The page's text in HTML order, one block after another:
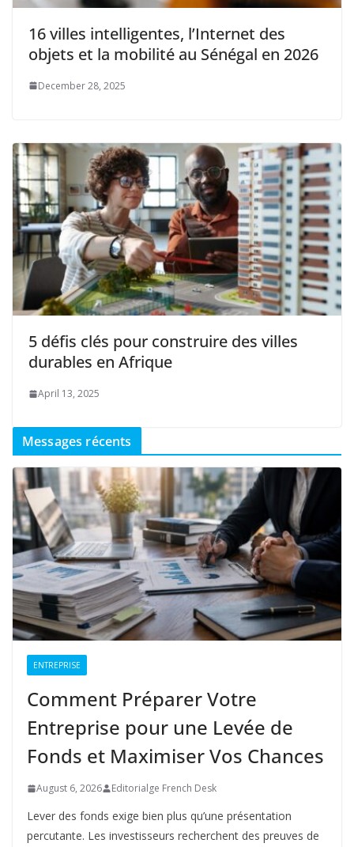
16 villes intelligentes, l’Internet des
objets et la mobilité au Sénégal en 2026
December 28, 2025
5 défis clés pour construire des villes
durables en Afrique
April 13, 2025
Messages récents
ENTREPRISE
Comment Préparer Votre
Entreprise pour une Levée de
Fonds et Maximiser Vos Chances
August 6, 2026 Editorialge French Desk
Lever des fonds exige bien plus qu’une présentation
percutante. Les investisseurs recherchent des preuves de